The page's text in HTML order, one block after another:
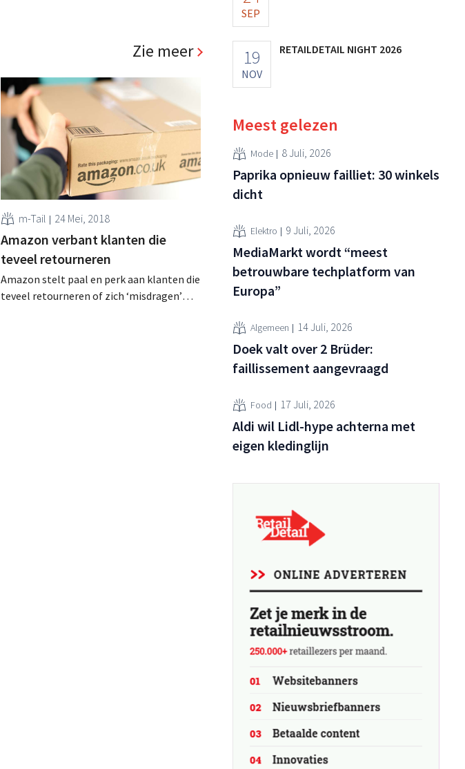
Zie meer
m-Tail 24 Mei, 2018
Amazon verbant klanten die
teveel retourneren
Amazon stelt paal en perk aan klanten die
teveel retourneren of zich ‘misdragen’
SEP
19
NOV
RETAILDETAIL NIGHT 2026
Meest gelezen
Mode 8 Juli, 2026
Paprika opnieuw failliet: 30 winkels
dicht
Elektro 9 Juli, 2026
MediaMarkt wordt “meest
betrouwbare techplatform van
Europa”
Algemeen 14 Juli, 2026
Doek valt over 2 Brüder:
faillissement aangevraagd
Food 17 Juli, 2026
Aldi wil Lidl-hype achterna met
eigen kledinglijn